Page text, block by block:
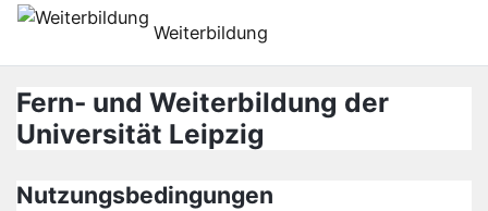
Preskočiť na hlavný obsah
Weiterbildung
Fern- und Weiterbildung der
Universität Leipzig
Nutzungsbedingungen